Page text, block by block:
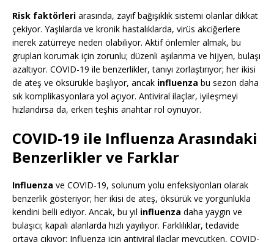
Risk faktörleri arasında, zayıf bağışıklık sistemi olanlar dikkat
çekiyor. Yaşlılarda ve kronik hastalıklarda, virüs akciğerlere
inerek zatürreye neden olabiliyor. Aktif önlemler almak, bu
grupları korumak için zorunlu; düzenli aşılanma ve hijyen, bulaşı
azaltıyor. COVID-19 ile benzerlikler, tanıyı zorlaştırıyor; her ikisi
de ateş ve öksürükle başlıyor, ancak influenza bu sezon daha
sık komplikasyonlara yol açıyor. Antiviral ilaçlar, iyileşmeyi
hızlandırsa da, erken teşhis anahtar rol oynuyor.
COVID-19 ile Influenza Arasındaki
Benzerlikler ve Farklar
Influenza ve COVID-19, solunum yolu enfeksiyonları olarak
benzerlik gösteriyor; her ikisi de ateş, öksürük ve yorgunlukla
kendini belli ediyor. Ancak, bu yıl influenza daha yaygın ve
bulaşıcı; kapalı alanlarda hızlı yayılıyor. Farklılıklar, tedavide
ortaya çıkıyor: Influenza için antiviral ilaçlar mevcutken, COVID-